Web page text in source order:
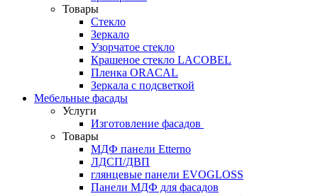
Товары
Стекло
Зеркало
Узорчатое стекло
Крашеное стекло LACOBEL
Пленка ORACAL
Зеркала с подсветкой
Мебельные фасады
Услуги
Изготовление фасадов
Товары
МДФ панели Etterno
ЛДСП/ДВП
глянцевые панели EVOGLOSS
Панели МДФ для фасадов